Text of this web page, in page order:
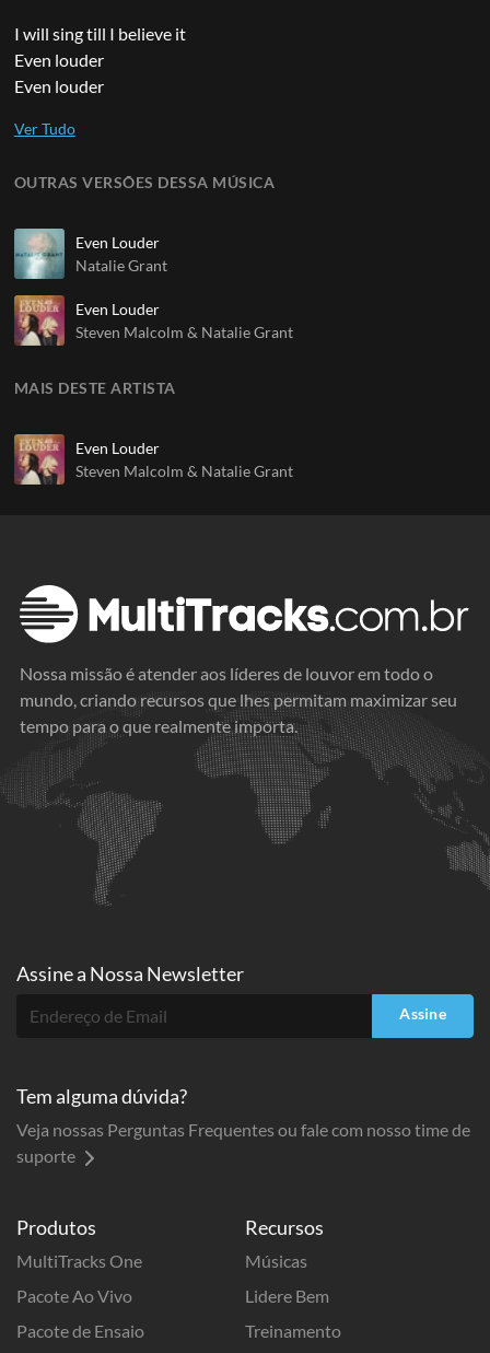
I will sing till I believe it
Even louder
Even louder
OUTRAS VERSÕES DESSA MÚSICA
Even Louder
Natalie Grant
Even Louder
Steven Malcolm & Natalie Grant
MAIS DESTE ARTISTA
Even Louder
Steven Malcolm & Natalie Grant
Nossa missão é atender aos líderes de louvor em todo o
mundo, criando recursos que lhes permitam maximizar seu
tempo para o que realmente importa.
Produtos
MultiTracks One
Pacote Ao Vivo
Pacote de Ensaio
Recursos
Músicas
Lidere Bem
Treinamento
Assine a Nossa Newsletter
Assine
Tem alguma dúvida?
Veja nossas Perguntas Frequentes ou fale com nosso time de
suporte